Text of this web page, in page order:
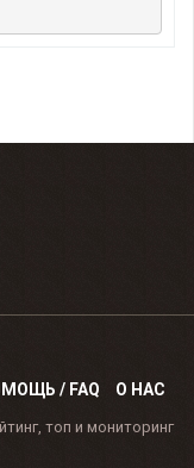
/ FAQ О НАС
топ и мониторинг